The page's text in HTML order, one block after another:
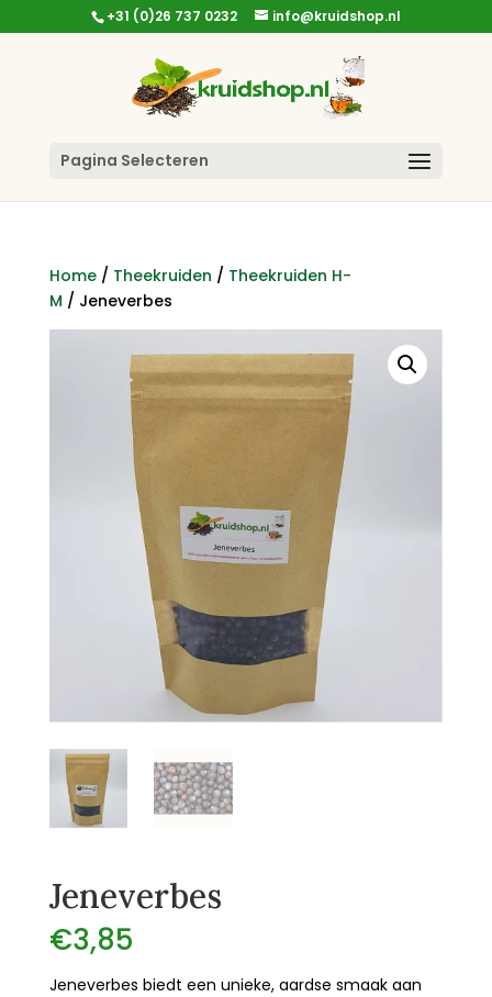
+31 (0)26 737 0232 info@kruidshop.nl
Pagina Selecteren
Home/ Theekruiden / Theekruiden H-
M / Jeneverbes
Jeneverbes
€3,85
Jeneverbes biedt een unieke, aardse smaak aan